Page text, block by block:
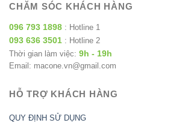
CHĂM SÓC KHÁCH HÀNG
096 793 1898 : Hotline 1
093 636 3501 : Hotline 2
Thời gian làm việc: 9h - 19h
Email: macone.vn@gmail.com
HỖ TRỢ KHÁCH HÀNG
QUY ĐỊNH SỬ DỤNG